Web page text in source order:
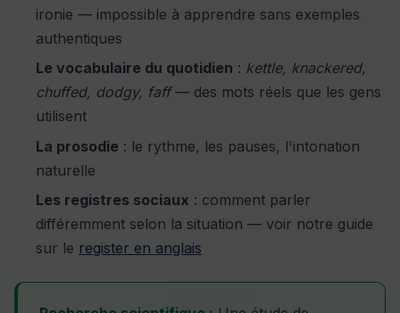
ironie — impossible à apprendre sans exemples
authentiques
Le vocabulaire du quotidien : kettle, knackered,
chuffed, dodgy, faff— des mots réels que les gens
utilisent
La prosodie : le rythme, les pauses, l'intonation
naturelle
Les registres sociaux : comment parler
différemment selon la situation — voir notre guide
sur le register en anglais